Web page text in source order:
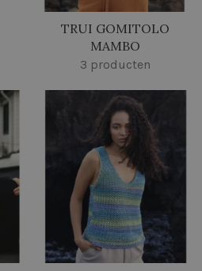
TRUI GOMITOLO
MAMBO
3 producten